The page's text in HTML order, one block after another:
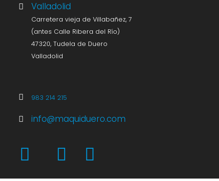
Valladolid
Carretera vieja de Villabañez, 7
(antes Calle Ribera del Río)
47320, Tudela de Duero
Valladolid
983 214 215
info@maquiduero.com